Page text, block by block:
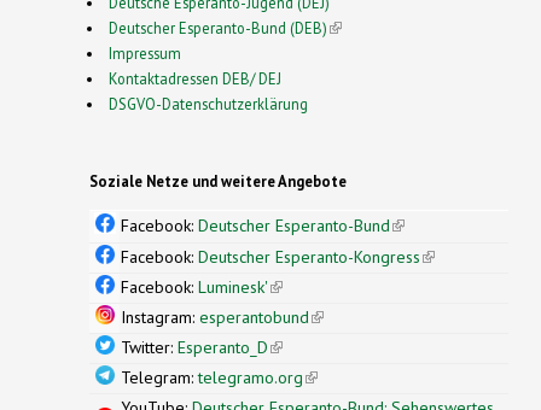
Deutscher Esperanto-Bund (DEB)(link is external)
Impressum
Kontaktadressen DEB/ DEJ
DSGVO-Datenschutzerklärung
Soziale Netze und weitere Angebote
Facebook: Deutscher Esperanto-Bund(link is
external)
Facebook: Deutscher Esperanto-Kongress(link is
Facebook: Luminesk'(link is external)
Instagram: esperantobund(link is external)
Twitter: Esperanto_D(link is external)
Telegram:telegramo.org(link is external)